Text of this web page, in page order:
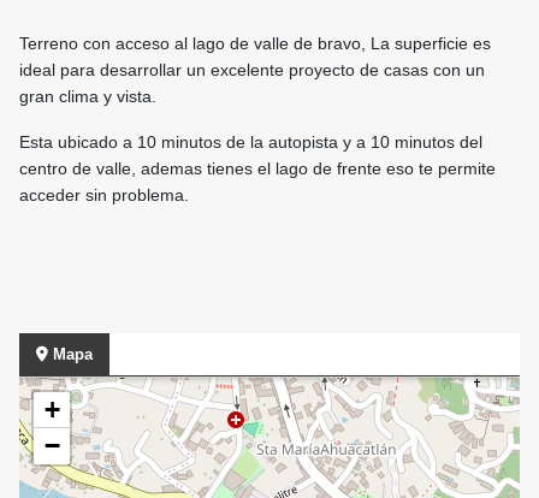
Terreno con acceso al lago de valle de bravo, La superficie es
ideal para desarrollar un excelente proyecto de casas con un
gran clima y vista.
Esta ubicado a 10 minutos de la autopista y a 10 minutos del
centro de valle, ademas tienes el lago de frente eso te permite
acceder sin problema.
Mapa
+
−